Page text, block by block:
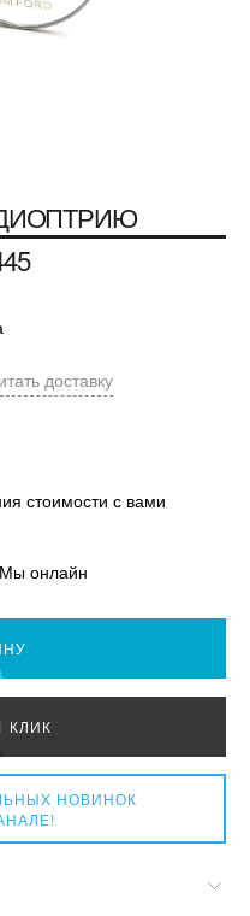
доставку
стоимости с вами
онлайн
КЛИК
НОВИНОК